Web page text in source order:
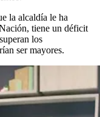
la alcaldía le ha
tiene un déficit
los
ser mayores.